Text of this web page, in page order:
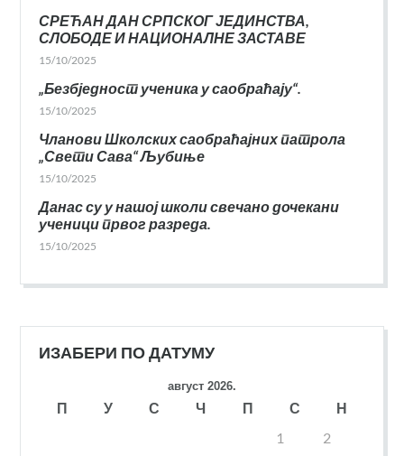
СРЕЋАН ДАН СРПСКОГ ЈЕДИНСТВА,
СЛОБОДЕ И НАЦИОНАЛНЕ ЗАСТАВЕ
15/10/2025
„Безбједност ученика у саобраћају“.
15/10/2025
Чланови Школских саобраћајних патрола
„Свети Сава“ Љубиње
15/10/2025
Данас су у нашој школи свечано дочекани
ученици првог разреда.
15/10/2025
ИЗАБЕРИ ПО ДАТУМУ
август 2026.
П У С Ч П С
Н
1
2